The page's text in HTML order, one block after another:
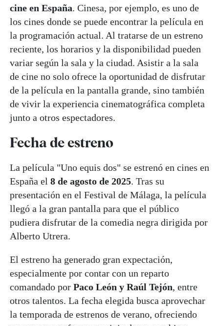
cine en España. Cinesa, por ejemplo, es uno de
los cines donde se puede encontrar la película en
la programación actual. Al tratarse de un estreno
reciente, los horarios y la disponibilidad pueden
variar según la sala y la ciudad. Asistir a la sala
de cine no solo ofrece la oportunidad de disfrutar
de la película en la pantalla grande, sino también
de vivir la experiencia cinematográfica completa
junto a otros espectadores.
Fecha de estreno
La película "Uno equis dos" se estrenó en cines en
España el 8 de agosto de 2025. Tras su
presentación en el Festival de Málaga, la película
llegó a la gran pantalla para que el público
pudiera disfrutar de la comedia negra dirigida por
Alberto Utrera.
El estreno ha generado gran expectación,
especialmente por contar con un reparto
comandado por Paco León y Raúl Tejón, entre
otros talentos. La fecha elegida busca aprovechar
la temporada de estrenos de verano, ofreciendo